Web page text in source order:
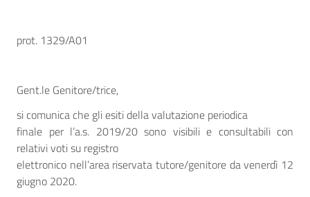
prot. 1329/A01
Gent.le Genitore/trice,
si comunica che gli esiti della valutazione periodica
finale per l’a.s. 2019/20 sono visibili e consultabili con
relativi voti su registro
elettronico nell’area riservata tutore/genitore da venerdì 12
giugno 2020.